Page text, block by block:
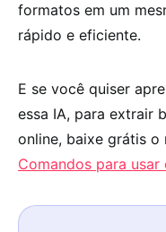
formatos em um
rápido e eficiente.
E se você quiser
essa IA, para extrair
online, baixe grátis o
Comandos para usar